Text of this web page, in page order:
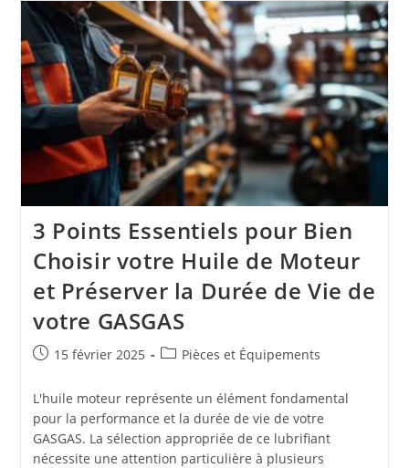
Biodégradables
:
La
Révolution
Verte
Du
Nettoyage
Des
Jantes
Aluminium
3 Points Essentiels pour Bien
Choisir votre Huile de Moteur
et Préserver la Durée de Vie de
votre GASGAS
Publication
15 février 2025
PostPièces et Équipements
L'huile moteur représente un élément fondamental
pour la performance et la durée de vie de votre
GASGAS. La sélection appropriée de ce lubrifiant
nécessite une attention particulière à plusieurs